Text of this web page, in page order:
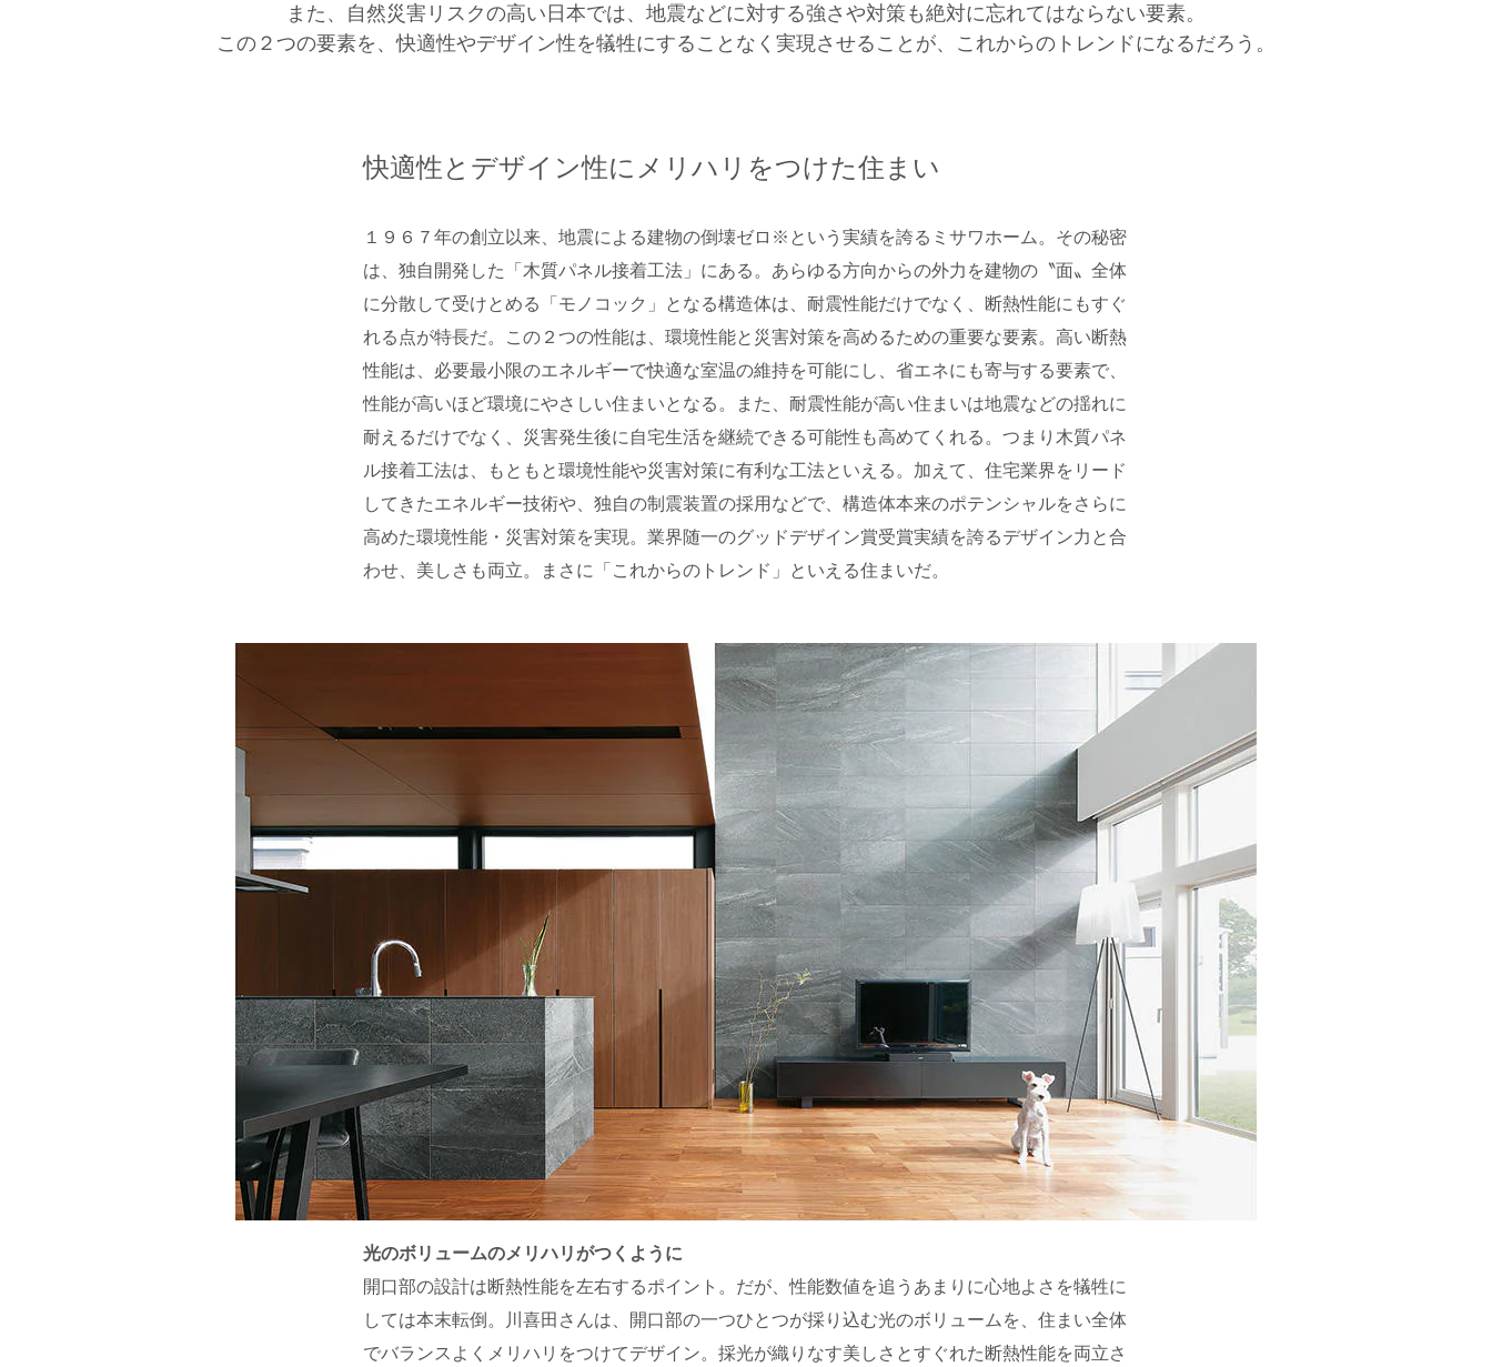
また、自然災害リスクの高い日本では、地震などに対する強さや対策も絶対に忘れてはならない要素。
この２つの要素を、快適性やデザイン性を犠牲にすることなく実現させることが、これからのトレンドになるだろう。
快適性とデザイン性にメリハリをつけた住まい
１９６７年の創立以来、地震による建物の倒壊ゼロ※という実績を誇るミサワホーム。その秘密
は、独自開発した「木質パネル接着工法」にある。あらゆる方向からの外力を建物の〝面〟全体
に分散して受けとめる「モノコック」となる構造体は、耐震性能だけでなく、断熱性能にもすぐ
れる点が特長だ。この２つの性能は、環境性能と災害対策を高めるための重要な要素。高い断熱
性能は、必要最小限のエネルギーで快適な室温の維持を可能にし、省エネにも寄与する要素で、
性能が高いほど環境にやさしい住まいとなる。また、耐震性能が高い住まいは地震などの揺れに
耐えるだけでなく、災害発生後に自宅生活を継続できる可能性も高めてくれる。つまり木質パネ
ル接着工法は、もともと環境性能や災害対策に有利な工法といえる。加えて、住宅業界をリード
してきたエネルギー技術や、独自の制震装置の採用などで、構造体本来のポテンシャルをさらに
高めた環境性能・災害対策を実現。業界随一のグッドデザイン賞受賞実績を誇るデザイン力と合
わせ、美しさも両立。まさに「これからのトレンド」といえる住まいだ。
光のボリュームのメリハリがつくように
開口部の設計は断熱性能を左右するポイント。だが、性能数値を追うあまりに心地よさを犠牲に
しては本末転倒。川喜田さんは、開口部の一つひとつが採り込む光のボリュームを、住まい全体
でバランスよくメリハリをつけてデザイン。採光が織りなす美しさとすぐれた断熱性能を両立さ